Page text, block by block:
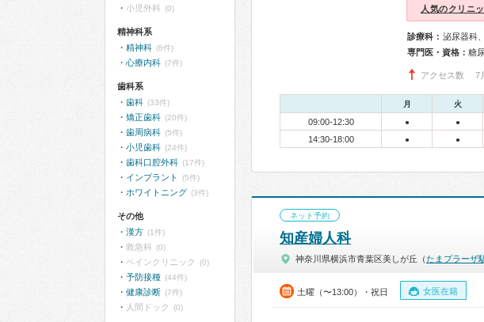
人気のクリニ
診療科： 泌尿器科
専門医・資格： 糖
アクセス数 7
月 火
09:00-12:30 ● ●
14:30-18:00 ● ●
ネット予約
知産婦人科
神奈川県横浜市青葉区美しが丘（たまプラーザ
土曜（〜13:00）・祝日 女医在籍
小児外科 (0)
精神科系
精神科 (8件)
心療内科 (7件)
歯科系
歯科 (33件)
矯正歯科 (20件)
歯周病科 (5件)
小児歯科 (24件)
歯科口腔外科 (17件)
インプラント (5件)
ホワイトニング (3件)
その他
漢方 (1件)
救急科 (0)
ペインクリニック (0)
予防接種 (44件)
健康診断 (7件)
人間ドック (0)